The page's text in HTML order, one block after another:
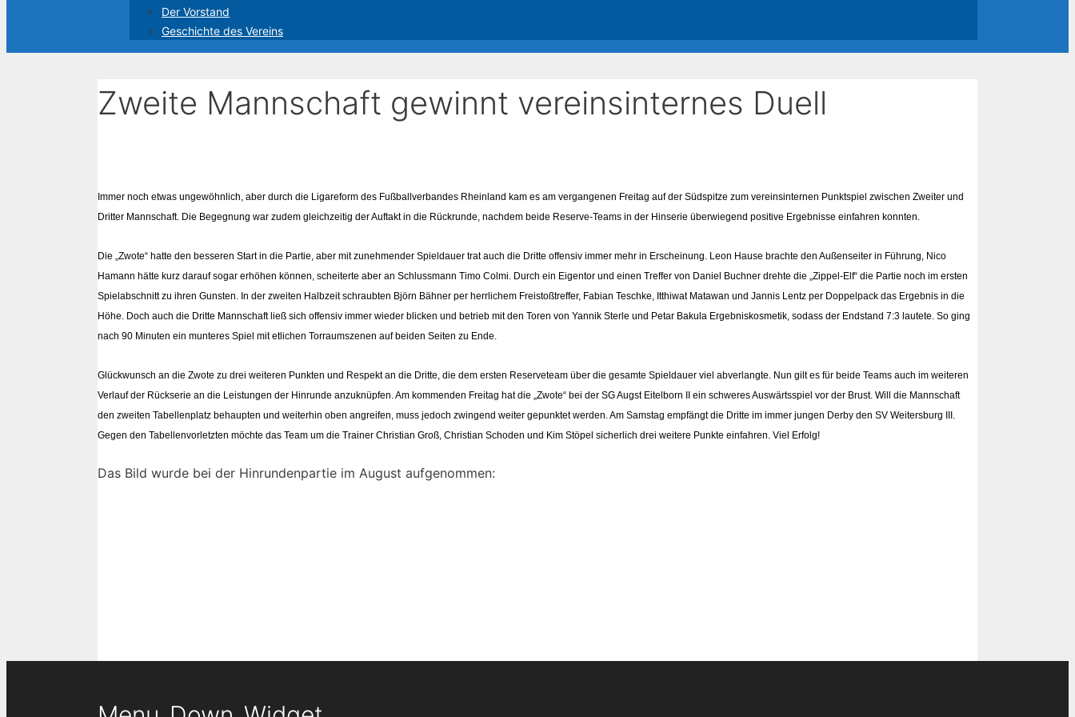
Der Vorstand
Geschichte des Vereins
Zweite Mannschaft gewinnt vereinsinternes Duell
Immer noch etwas ungewöhnlich, aber durch die Ligareform des Fußballverbandes Rheinland kam es am vergangenen Freitag auf der Südspitze zum vereinsinternen Punktspiel zwischen Zweiter und
Dritter Mannschaft. Die Begegnung war zudem gleichzeitig der Auftakt in die Rückrunde, nachdem beide Reserve-Teams in der Hinserie überwiegend positive Ergebnisse einfahren konnten.
Die „Zwote“ hatte den besseren Start in die Partie, aber mit zunehmender Spieldauer trat auch die Dritte offensiv immer mehr in Erscheinung. Leon Hause brachte den Außenseiter in Führung, Nico
Hamann hätte kurz darauf sogar erhöhen können, scheiterte aber an Schlussmann Timo Colmi. Durch ein Eigentor und einen Treffer von Daniel Buchner drehte die „Zippel-Elf“ die Partie noch im ersten
Spielabschnitt zu ihren Gunsten. In der zweiten Halbzeit schraubten Björn Bähner per herrlichem Freistoßtreffer, Fabian Teschke, Itthiwat Matawan und Jannis Lentz per Doppelpack das Ergebnis in die
Höhe. Doch auch die Dritte Mannschaft ließ sich offensiv immer wieder blicken und betrieb mit den Toren von Yannik Sterle und Petar Bakula Ergebniskosmetik, sodass der Endstand 7:3 lautete. So ging
nach 90 Minuten ein munteres Spiel mit etlichen Torraumszenen auf beiden Seiten zu Ende.
Glückwunsch an die Zwote zu drei weiteren Punkten und Respekt an die Dritte, die dem ersten Reserveteam über die gesamte Spieldauer viel abverlangte. Nun gilt es für beide Teams auch im weiteren
Verlauf der Rückserie an die Leistungen der Hinrunde anzuknüpfen. Am kommenden Freitag hat die „Zwote“ bei der SG Augst Eitelborn II ein schweres Auswärtsspiel vor der Brust. Will die Mannschaft
den zweiten Tabellenplatz behaupten und weiterhin oben angreifen, muss jedoch zwingend weiter gepunktet werden. Am Samstag empfängt die Dritte im immer jungen Derby den SV Weitersburg III.
Gegen den Tabellenvorletzten möchte das Team um die Trainer Christian Groß, Christian Schoden und Kim Stöpel sicherlich drei weitere Punkte einfahren. Viel Erfolg!
Das Bild wurde bei der Hinrundenpartie im August aufgenommen: